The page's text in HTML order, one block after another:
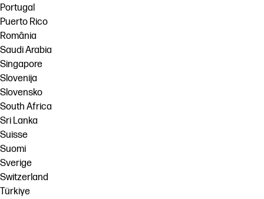
Portugal
Puerto Rico
România
Saudi Arabia
Singapore
Slovenija
Slovensko
South Africa
Sri Lanka
Suisse
Suomi
Sverige
Switzerland
Türkiye